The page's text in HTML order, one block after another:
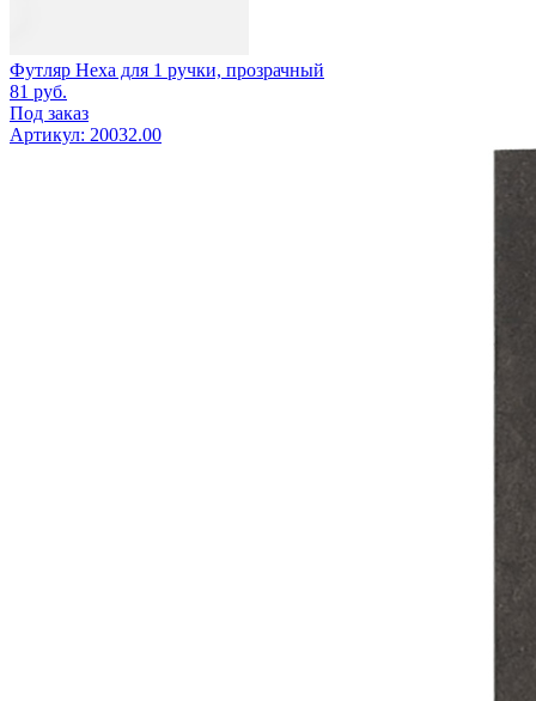
Футляр Hexa для 1 ручки, прозрачный
81 руб.
Под заказ
Артикул: 20032.00